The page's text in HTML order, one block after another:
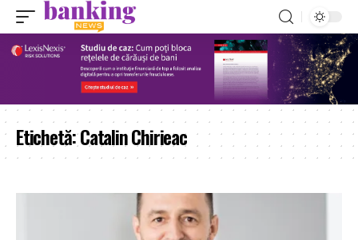
Etichetă:Catalin Chirieac